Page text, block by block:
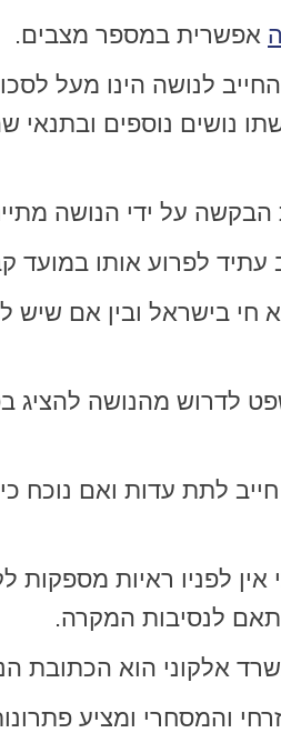
אפשרית במספר מצבים.
לנושה הינו מעל
נושים נוספים
על ידי הנושה
עתיד לפרוע אותו במועד
לדרוש מהנושה להציג
לתת עדות ואם נוכח
לפניו ראיות מספקות
לנסיבות המקרה.
אלקוני הוא הכתובת
והמסחרי ומציע